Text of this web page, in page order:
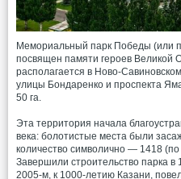
Мемориальный парк Победы (или
посвящен памяти героев Великой
располагается в Ново-
улицы Бондаренко и проспекта
50 га.
Эта территория начала
века: болотистые места были
количество символично — 1418
Завершили строительство парка
2005-м, к 1000-летию Казани,